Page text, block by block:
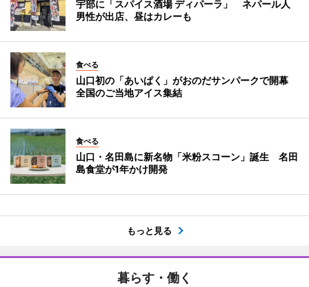
宇部に「スパイス酒場 ディパーラ」 ネパール人
男性が出店、昼はカレーも
食べる
山口初の「あいぱく」がおのだサンパークで開幕
全国のご当地アイス集結
食べる
山口・名田島に新名物「米粉スコーン」誕生 名田
島食堂が1年かけ開発
もっと見る
暮らす・働く